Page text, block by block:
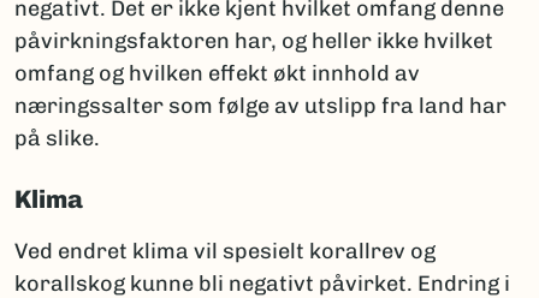
negativt. Det er ikke kjent hvilket omfang denne
påvirkningsfaktoren har, og heller ikke hvilket
omfang og hvilken effekt økt innhold av
næringssalter som følge av utslipp fra land har
på slike.
Klima
Ved endret klima vil spesielt korallrev og
korallskog kunne bli negativt påvirket. Endring i